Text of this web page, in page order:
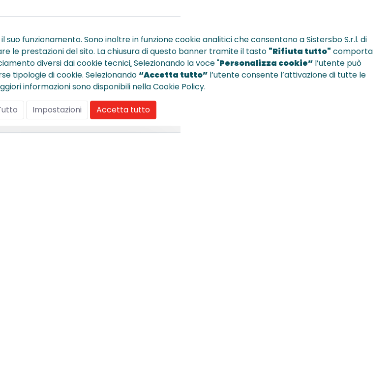
funzionamento. Sono inoltre in funzione cookie analitici che consentono a Sistersbo S.r.l. di
le prestazioni del sito. La chiusura di questo banner tramite il tasto "Rifiuta tutto" comporta
diversi dai cookie tecnici. Selezionando la voce "Personalizza cookie”l’utente può
tipologie di cookie. Selezionando “Accetta tutto”l’utente consente l’attivazione di tutte le
informazioni sono disponibili nella Cookie Policy.
Impostazioni Accetta tutto